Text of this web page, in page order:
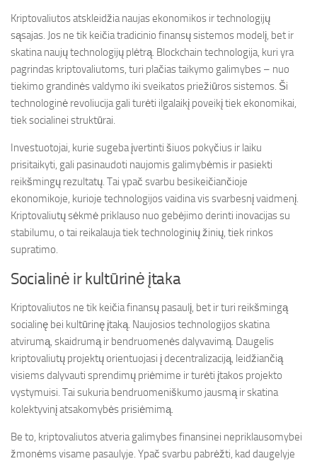
Kriptovaliutos atskleidžia naujas ekonomikos ir technologijų
sąsajas. Jos ne tik keičia tradicinio finansų sistemos modelį, bet ir
skatina naujų technologijų plėtrą. Blockchain technologija, kuri yra
pagrindas kriptovaliutoms, turi plačias taikymo galimybes – nuo
tiekimo grandinės valdymo iki sveikatos priežiūros sistemos. Ši
technologinė revoliucija gali turėti ilgalaikį poveikį tiek ekonomikai,
tiek socialinei struktūrai.
Investuotojai, kurie sugeba įvertinti šiuos pokyčius ir laiku
prisitaikyti, gali pasinaudoti naujomis galimybėmis ir pasiekti
reikšmingų rezultatų. Tai ypač svarbu besikeičiančioje
ekonomikoje, kurioje technologijos vaidina vis svarbesnį vaidmenį.
Kriptovaliutų sėkmė priklauso nuo gebėjimo derinti inovacijas su
stabilumu, o tai reikalauja tiek technologinių žinių, tiek rinkos
supratimo.
Socialinė ir kultūrinė įtaka
Kriptovaliutos ne tik keičia finansų pasaulį, bet ir turi reikšmingą
socialinę bei kultūrinę įtaką. Naujosios technologijos skatina
atvirumą, skaidrumą ir bendruomenės dalyvavimą. Daugelis
kriptovaliutų projektų orientuojasi į decentralizaciją, leidžiančią
visiems dalyvauti sprendimų priėmime ir turėti įtakos projekto
vystymuisi. Tai sukuria bendruomeniškumo jausmą ir skatina
kolektyvinį atsakomybės prisiėmimą.
Be to, kriptovaliutos atveria galimybes finansinei nepriklausomybei
žmonėms visame pasaulyje. Ypač svarbu pabrėžti, kad daugelyje